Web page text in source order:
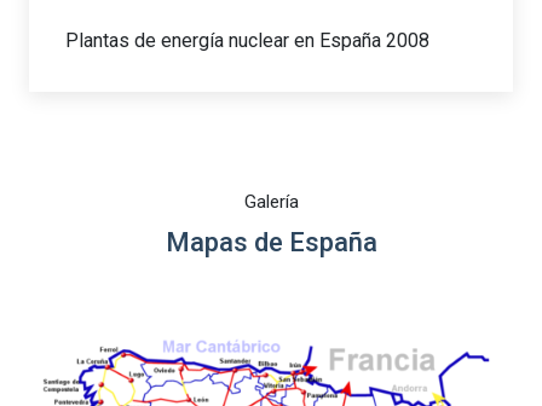
Plantas de energía nuclear en España 2008
Galería
Mapas de España